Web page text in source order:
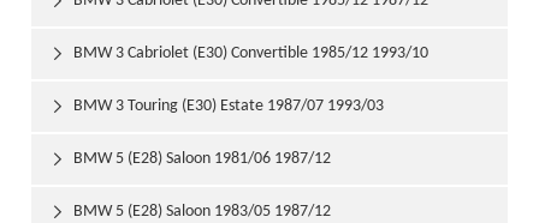
BMW 3 Cabriolet (E30) Convertible 1985/12 1993/10

BMW 3 Touring (E30) Estate 1987/07 1993/03

BMW 5 (E28) Saloon 1981/06 1987/12

BMW 5 (E28) Saloon 1983/05 1987/12
